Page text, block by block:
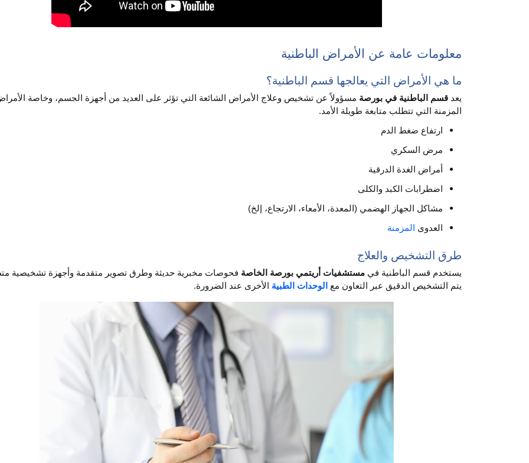
معلومات عامة عن الأمراض الباطنية
ما هي الأمراض التي يعالجها قسم الباطنية؟
يعد قسم الباطنية في بورصة مسؤولاً عن تشخيص وعلاج الأمراض الشائعة التي تؤثر على العديد من أجهزة الجسم، وخاصة
المزمنة التي تتطلب متابعة طويلة الأمد.
ارتفاع ضغط الدم
مرض السكري
أمراض الغدة الدرقية
اضطرابات الكبد والكلى
مشاكل الجهاز الهضمي (المعدة، الأمعاء، الارتجاع، إلخ)
العدوى المزمنة
طرق التشخيص والعلاج
يستخدم قسم الباطنية في مستشفيات أريتمي بورصة الخاصة فحوصات مخبرية حديثة وطرق تصوير متقدمة وأجهزة تشخيصية
يتم التشخيص الدقيق عبر التعاون مع
الوحدات الطبية الأخرى عند الضرورة.